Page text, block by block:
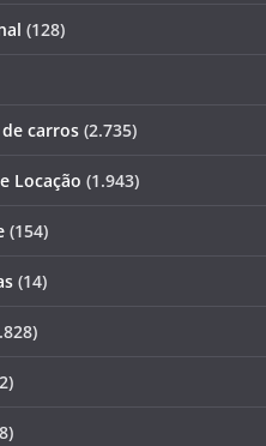
(128)
carros (2.735)
Locação (1.943)
(154)
(14)